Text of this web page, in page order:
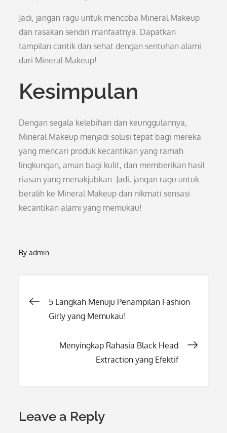
Jadi, jangan ragu untuk mencoba Mineral Makeup
dan rasakan sendiri manfaatnya. Dapatkan
tampilan cantik dan sehat dengan sentuhan alami
dari Mineral Makeup!
Kesimpulan
Dengan segala kelebihan dan keunggulannya,
Mineral Makeup menjadi solusi tepat bagi mereka
yang mencari produk kecantikan yang ramah
lingkungan, aman bagi kulit, dan memberikan hasil
riasan yang menakjubkan. Jadi, jangan ragu untuk
beralih ke Mineral Makeup dan nikmati sensasi
kecantikan alami yang memukau!
Byadmin
Post
5 Langkah Menuju Penampilan Fashion
Girly yang Memukau!
Menyingkap Rahasia Black Head
Extraction yang Efektif
Leave a Reply